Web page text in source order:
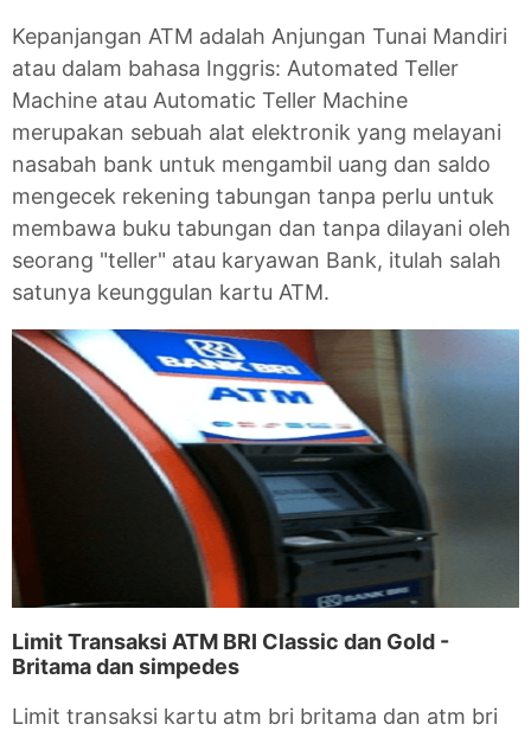
Kepanjangan ATM adalah Anjungan Tunai Mandiri
atau dalam bahasa Inggris: Automated Teller
Machine atau Automatic Teller Machine
merupakan sebuah alat elektronik yang melayani
nasabah bank untuk mengambil uang dan saldo
mengecek rekening tabungan tanpa perlu untuk
membawa buku tabungan dan tanpa dilayani oleh
seorang "teller" atau karyawan Bank, itulah salah
satunya keunggulan kartu ATM.
Limit Transaksi ATM BRI Classic dan Gold -
Britama dan simpedes
Limit transaksi kartu atm bri britama dan atm bri